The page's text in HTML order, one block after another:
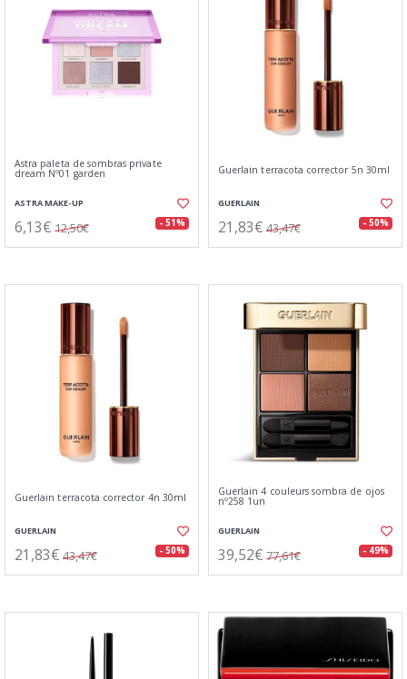
Astra paleta de sombras private
dream Nº01 garden
ASTRA MAKE-UP
6,13€ 12,50€ - 51%
Guerlain terracota corrector 5n 30ml
GUERLAIN
21,83€ 43,47€ - 50%
Guerlain terracota corrector 4n 30ml
GUERLAIN
21,83€ 43,47€ - 50%
Guerlain 4 couleurs sombra de ojos
nº258 1un
GUERLAIN
39,52€ 77,61€ - 49%